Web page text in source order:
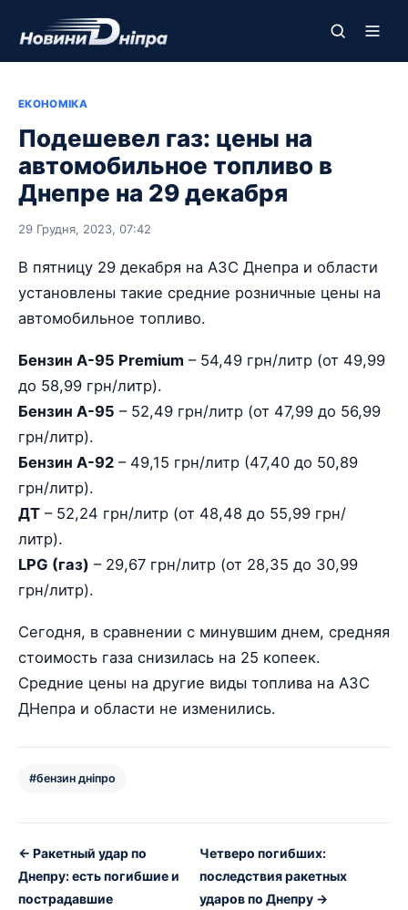
ЕКОНОМІКА
Подешевел газ: цены на
автомобильное топливо в
Днепре на 29 декабря
29 Грудня, 2023, 07:42
В пятницу 29 декабря на АЗС Днепра и области
установлены такие средние розничные цены на
автомобильное топливо.
Бензин А-95 Premium – 54,49 грн/литр (от 49,99
до 58,99 грн/литр).
Бензин А-95 – 52,49 грн/литр (от 47,99 до 56,99
грн/литр).
Бензин А-92 – 49,15 грн/литр (47,40 до 50,89
грн/литр).
ДТ – 52,24 грн/литр (от 48,48 до 55,99 грн/
литр).
LPG (газ) – 29,67 грн/литр (от 28,35 до 30,99
грн/литр).
Сегодня, в сравнении с минувшим днем, средняя
стоимость газа снизилась на 25 копеек.
Средние цены на другие виды топлива на АЗС
ДНепра и области не изменились.
#бензин дніпро
← Ракетный удар по
Днепру: есть погибшие и
пострадавшие
Четверо погибших:
последствия ракетных
ударов по Днепру →